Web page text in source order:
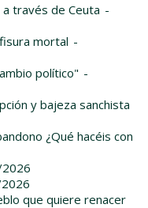
través de Ceuta -
mortal -
político" -
y bajeza sanchista
¿Qué hacéis con
que quiere renacer